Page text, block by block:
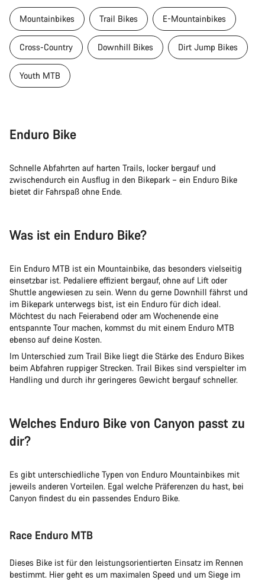
Mountainbikes Trail Bikes E-Mountainbikes
Cross-Country Downhill Bikes Dirt Jump Bikes
Youth MTB
Enduro Bike
Schnelle Abfahrten auf harten Trails, locker bergauf und
zwischendurch ein Ausflug in den Bikepark – ein Enduro Bike
bietet dir Fahrspaß ohne Ende.
Was ist ein Enduro Bike?
Ein Enduro MTB ist ein Mountainbike, das besonders vielseitig
einsetzbar ist. Pedaliere effizient bergauf, ohne auf Lift oder
Shuttle angewiesen zu sein. Wenn du gerne Downhill fährst und
im Bikepark unterwegs bist, ist ein Enduro für dich ideal.
Möchtest du nach Feierabend oder am Wochenende eine
entspannte Tour machen, kommst du mit einem Enduro MTB
ebenso auf deine Kosten.
Im Unterschied zum Trail Bike liegt die Stärke des Enduro Bikes
beim Abfahren ruppiger Strecken. Trail Bikes sind verspielter im
Handling und durch ihr geringeres Gewicht bergauf schneller.
Welches Enduro Bike von Canyon passt zu
dir?
Es gibt unterschiedliche Typen von Enduro Mountainbikes mit
jeweils anderen Vorteilen. Egal welche Präferenzen du hast, bei
Canyon findest du ein passendes Enduro Bike.
Race Enduro MTB
Dieses Bike ist für den leistungsorientierten Einsatz im Rennen
bestimmt. Hier geht es um maximalen Speed und um Siege im